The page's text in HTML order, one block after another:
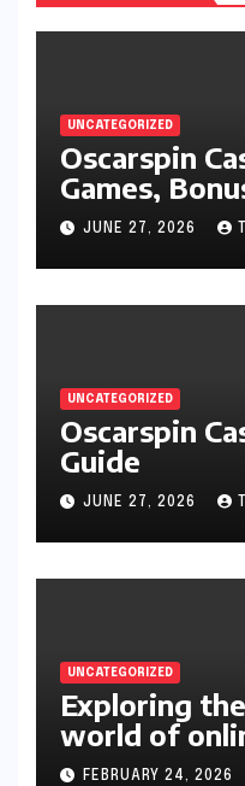
UNCATEGORIZED
Oscarspin
Games,
JUNE 27, 2026
UNCATEGORIZED
Oscarspin
Guide
JUNE 27, 2026
UNCATEGORIZED
Exploring
world of
gambler’s
FEBRUARY 24, 2026